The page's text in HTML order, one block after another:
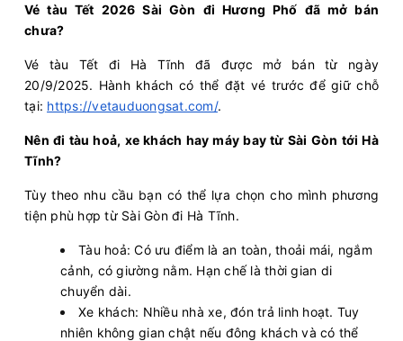
Vé tàu Tết 2026 Sài Gòn đi Hương Phố đã mở bán
chưa?
Vé tàu Tết đi Hà Tĩnh đã được mở bán từ ngày
20/9/2025. Hành khách có thể đặt vé trước để giữ chỗ
tại: https://vetauduongsat.com/.
Nên đi tàu hoả, xe khách hay máy bay từ Sài Gòn tới Hà
Tĩnh?
Tùy theo nhu cầu bạn có thể lựa chọn cho mình phương
tiện phù hợp từ Sài Gòn đi Hà Tĩnh.
Tàu hoả: Có ưu điểm là an toàn, thoải mái, ngắm
cảnh, có giường nằm. Hạn chế là thời gian di
chuyển dài.
Xe khách: Nhiều nhà xe, đón trả linh hoạt. Tuy
nhiên không gian chật nếu đông khách và có thể